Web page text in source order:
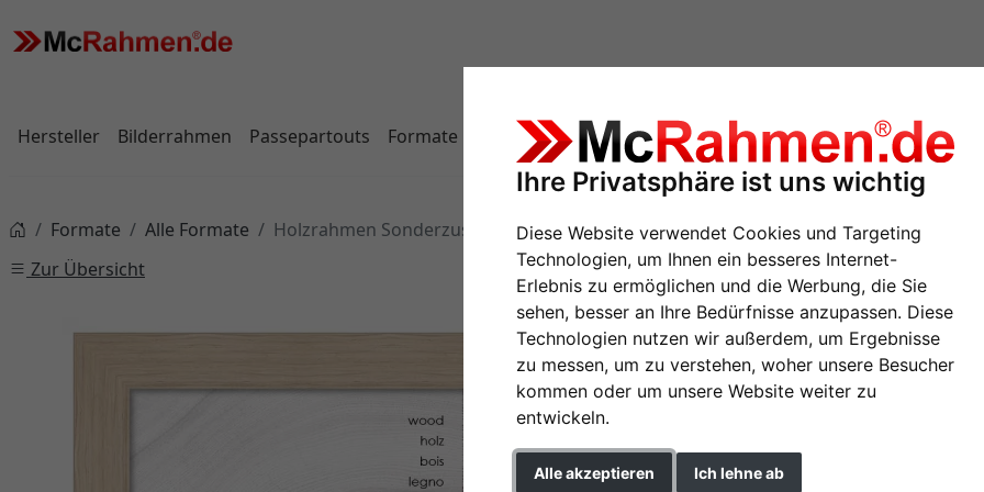
Ihre Privatsphäre ist uns wichtig
Diese Website verwendet Cookies und Targeting
Technologien, um Ihnen ein besseres Internet-
Erlebnis zu ermöglichen und die Werbung, die Sie
sehen, besser an Ihre Bedürfnisse anzupassen. Diese
Technologien nutzen wir außerdem, um Ergebnisse
zu messen, um zu verstehen, woher unsere Besucher
kommen oder um unsere Website weiter zu
entwickeln.
Alle akzeptieren Ich lehne ab
Hersteller Bilderrahmen Passepartouts Formate
Formate Alle Formate
Holzrahmen Sonderzuschnitt, Oakwoods 40x30
Zur Übersicht
Holzrahmen
Nielsen Holz-Bilderrahmen
Glasart